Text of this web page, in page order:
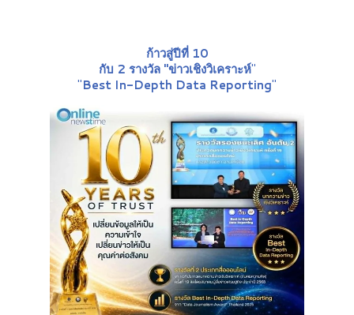
ก้าวสู่ปีที่ 10
กับ 2 รางวัล "ข่าวเชิงวิเคราะห์"
"Best In-Depth Data Reporting"